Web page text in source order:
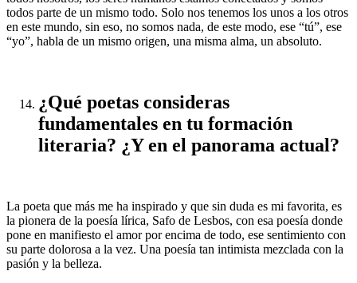
todos parte de un mismo todo. Solo nos tenemos los unos a los otros
en este mundo, sin eso, no somos nada, de este modo, ese “tú”, ese
“yo”, habla de un mismo origen, una misma alma, un absoluto.
¿Qué poetas consideras
fundamentales en tu formación
literaria? ¿Y en el panorama actual?
La poeta que más me ha inspirado y que sin duda es mi favorita, es
la pionera de la poesía lírica, Safo de Lesbos, con esa poesía donde
pone en manifiesto el amor por encima de todo, ese sentimiento con
su parte dolorosa a la vez. Una poesía tan intimista mezclada con la
pasión y la belleza.